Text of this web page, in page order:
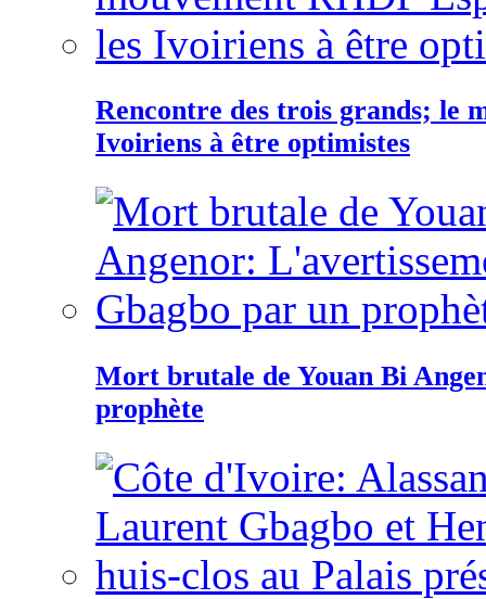
Rencontre des trois grands; le
Ivoiriens à être optimistes
Mort brutale de Youan Bi
prophète